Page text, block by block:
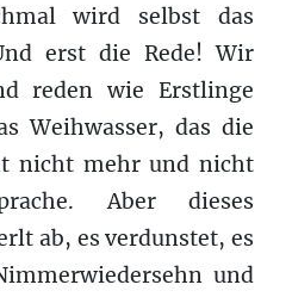
wird selbst das
erst die Rede! Wir
reden wie Erstlinge
Wei­h­wasser, das die
nicht mehr und nicht
Aber dieses
ab, es ver­dun­stet, es
und